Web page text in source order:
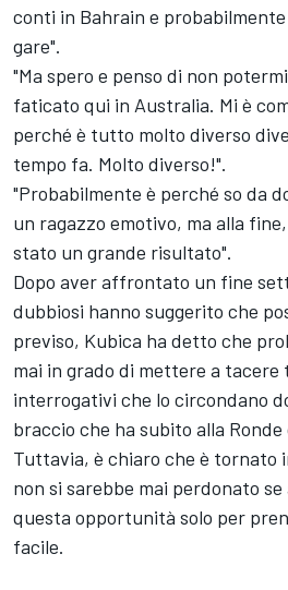
conti in Bahrain e
gare".
"Ma spero e penso di non
faticato qui in Australia. Mi è
perché è tutto molto diverso
tempo fa. Molto diverso!".
"Probabilmente è perché so da
un ragazzo emotivo, ma alla
stato un grande risultato".
Dopo aver affrontato un fine
dubbiosi hanno suggerito che
previso, Kubica ha detto che
mai in grado di mettere a
interrogativi che lo circondano
braccio che ha subito alla Ronde
Tuttavia, è chiaro che è tornato
non si sarebbe mai perdonato
questa opportunità solo per
facile.